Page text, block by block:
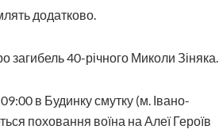
додатково.
загибель 40-річного Миколи Зіняка.
в Будинку смутку (м. Івано-
поховання воїна на Алеї Героїв